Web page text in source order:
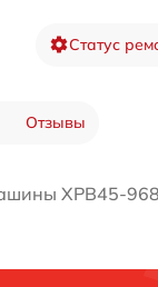
Статус
Отзывы
XPB45-